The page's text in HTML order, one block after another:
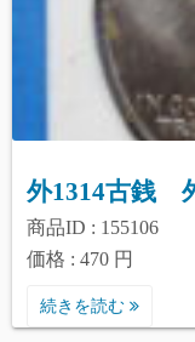
外1314古銭
商品ID : 155106
価格 : 470 円
続きを読む